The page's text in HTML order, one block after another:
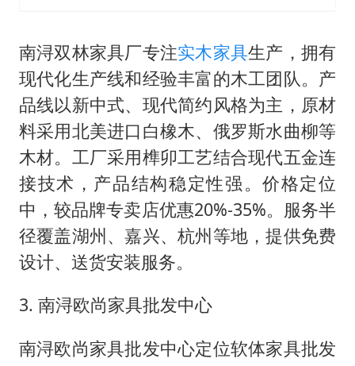
南浔双林家具厂专注实木家具生产，拥有
现代化生产线和经验丰富的木工团队。产
品线以新中式、现代简约风格为主，原材
料采用北美进口白橡木、俄罗斯水曲柳等
木材。工厂采用榫卯工艺结合现代五金连
接技术，产品结构稳定性强。价格定位
中，较品牌专卖店优惠20%-35%。服务半
径覆盖湖州、嘉兴、杭州等地，提供免费
设计、送货安装服务。
3. 南浔欧尚家具批发中心
南浔欧尚家具批发中心定位软体家具批发